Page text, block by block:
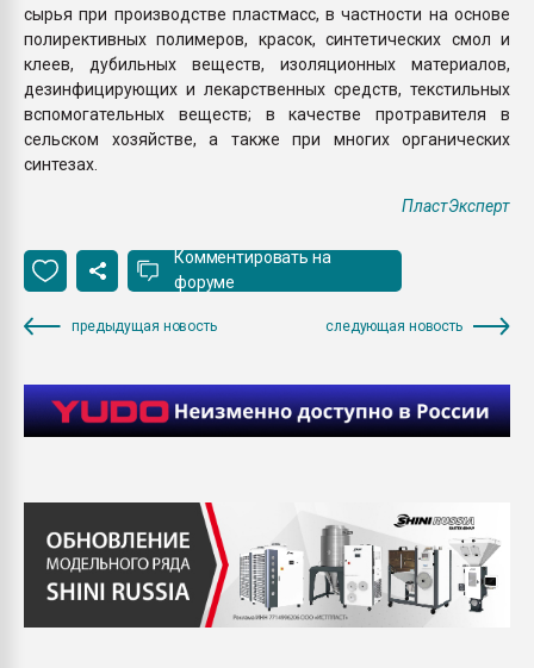
сырья при производстве пластмасс, в частности на основе
полирективных полимеров, красок, синтетических смол и
клеев, дубильных веществ, изоляционных материалов,
дезинфицирующих и лекарственных средств, текстильных
вспомогательных веществ; в качестве протравителя в
сельском хозяйстве, а также при многих органических
синтезах.
ПластЭксперт
Комментировать на
форуме
предыдущая новость следующая новость